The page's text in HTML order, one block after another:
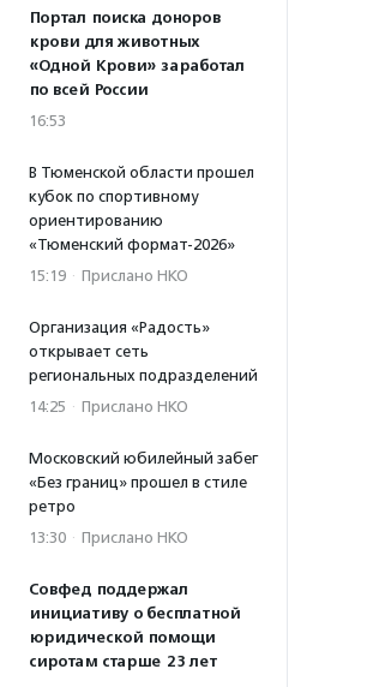
Портал поиска доноров
крови для животных
«Одной Крови» заработал
по всей России
16:53
В Тюменской области прошел
кубок по спортивному
ориентированию
«Тюменский формат-2026»
15:19 · Прислано НКО
Организация «Радость»
открывает сеть
региональных подразделений
14:25 · Прислано НКО
Московский юбилейный забег
«Без границ» прошел в стиле
ретро
13:30 · Прислано НКО
Совфед поддержал
инициативу о бесплатной
юридической помощи
сиротам старше 23 лет